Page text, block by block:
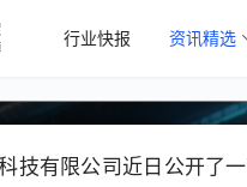
行业快报 资讯精选
+场景自适应
颈
技有限公司近日公开了